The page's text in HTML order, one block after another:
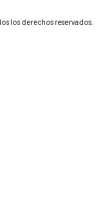
los derechos reservados.